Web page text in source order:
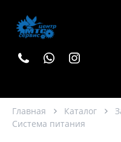
Главная Каталог
Система питания